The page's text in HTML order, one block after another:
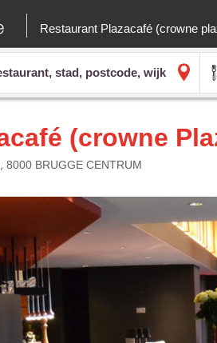
Restaurant Plazacafé (crowne
(crowne
8000 BRUGGE CENTRUM